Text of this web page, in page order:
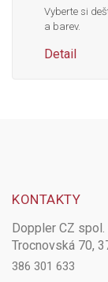
Vyberte si
a barev.
Detail
KONTAKTY
Doppler CZ spol.
Trocnovská 70,
386 301 633